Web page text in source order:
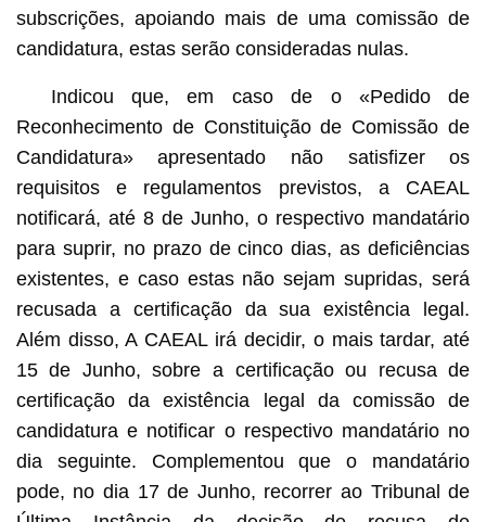
subscrições, apoiando mais de uma comissão de
candidatura, estas serão consideradas nulas.
Indicou que, em caso de o «Pedido de
Reconhecimento de Constituição de Comissão de
Candidatura» apresentado não satisfizer os
requisitos e regulamentos previstos, a CAEAL
notificará, até 8 de Junho, o respectivo mandatário
para suprir, no prazo de cinco dias, as deficiências
existentes, e caso estas não sejam supridas, será
recusada a certificação da sua existência legal.
Além disso, A CAEAL irá decidir, o mais tardar, até
15 de Junho, sobre a certificação ou recusa de
certificação da existência legal da comissão de
candidatura e notificar o respectivo mandatário no
dia seguinte. Complementou que o mandatário
pode, no dia 17 de Junho, recorrer ao Tribunal de